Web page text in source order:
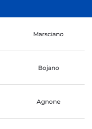
Marsciano
Bojano
Agnone